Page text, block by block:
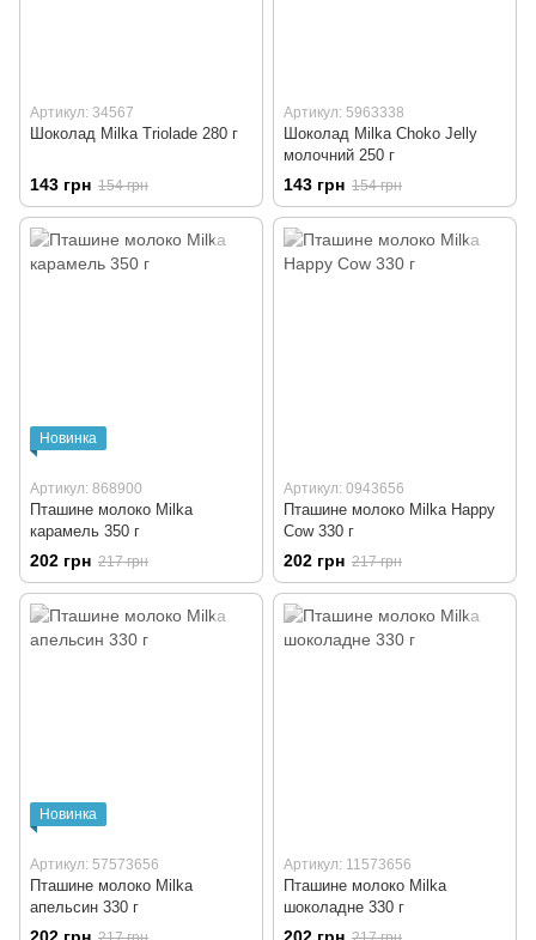
Артикул: 34567
Шоколад Milka Triolade 280 г
143 грн 154 грн
Артикул: 5963338
Шоколад Milka Choko Jelly
молочний 250 г
143 грн 154 грн
Новинка
Артикул: 868900
Пташине молоко Milka
карамель 350 г
202 грн 217 грн
Артикул: 0943656
Пташине молоко Milka Happy
Cow 330 г
202 грн 217 грн
Новинка
Артикул: 57573656
Пташине молоко Milka
апельсин 330 г
Артикул: 11573656
Пташине молоко Milka
шоколадне 330 г